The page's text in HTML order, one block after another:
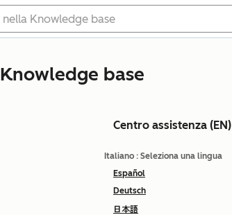
Knowledge base
Centro assistenza (EN)
Italiano : Seleziona una lingua
Español
Deutsch
日本語